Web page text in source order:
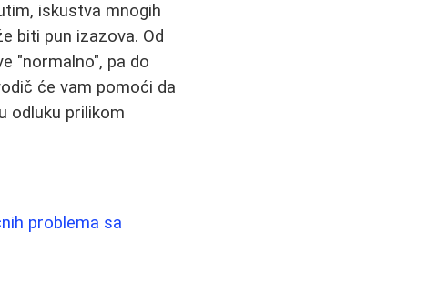
iskustva mnogih
biti pun izazova. Od
"normalno", pa do
će vam pomoći da
odluku prilikom
problema sa